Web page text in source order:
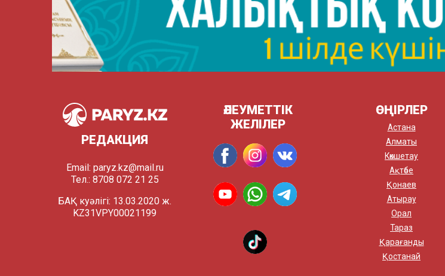
РЕДАКЦИЯ
Email: paryz.kz@mail.ru
Тел.: 8708 072 21 25
БАҚ куәлігі: 13.03.2020 ж.
KZ31VPY00021199
ӘЛЕУМЕТТІК
ЖЕЛІЛЕР
ӨҢІРЛЕР
Астана
Алматы
Көкшетау
Ақтөбе
Қонаев
Атырау
Орал
Тараз
Қарағанды
Қостанай